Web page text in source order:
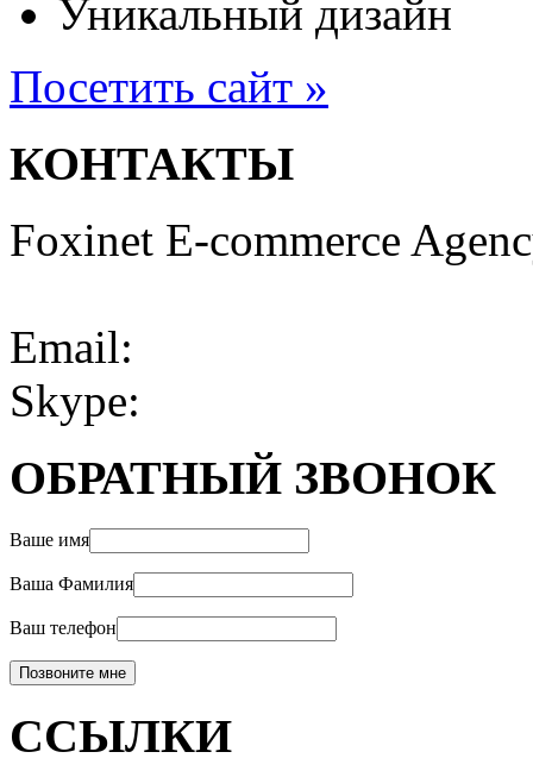
Уникальный дизайн
Посетить сайт »
КОНТАКТЫ
Foxinet E-commerce
Email:
Skype:
ОБРАТНЫЙ ЗВОНОК
Ваше имя
Ваша Фамилия
Ваш телефон
ССЫЛКИ